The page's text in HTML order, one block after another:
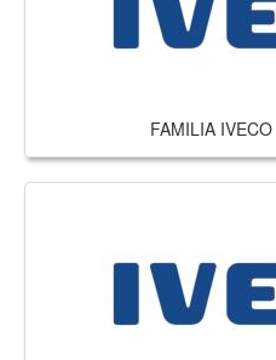
FAMILIA